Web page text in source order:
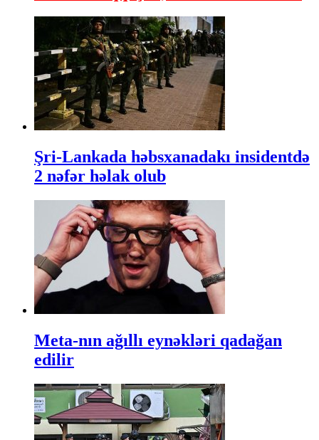
Şri-Lankada həbsxanadakı insidentdə
2 nəfər həlak olub
Meta-nın ağıllı eynəkləri qadağan
edilir